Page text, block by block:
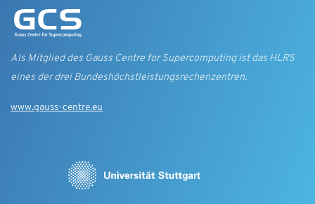
Als Mitglied des Gauss Centre for Supercomputing ist das HLRS
eines der drei Bundes­höchst­leistungs­rechen­zentren.
www.gauss-centre.eu